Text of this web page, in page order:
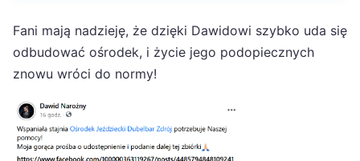
Fani mają nadzieję, że dzięki Dawidowi szybko uda się
odbudować ośrodek, i życie jego podopiecznych
znowu wróci do normy!